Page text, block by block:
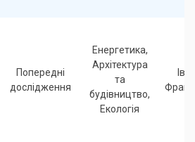
Попередні
дослідження
Енергетика,
Архітектура
та
будівництво,
Екологія